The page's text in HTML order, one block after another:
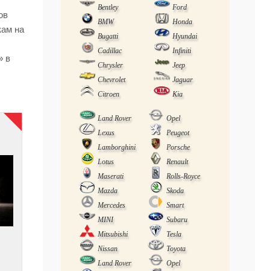
на
в
Bentley
Ford
BMW
Honda
Bugatti
Hyundai
Cadillac
Infiniti
Chrysler
Jeep
Chevrolet
Jaguar
Citroen
Kia
Land Rover
Opel
Lexus
Peugeot
Lamborghini
Porsche
Lotus
Renault
Maserati
Rolls-Royce
Mazda
Skoda
Mercedes
Smart
MINI
Subaru
Mitsubishi
Tesla
Nissan
Toyota
Land Rover
Opel